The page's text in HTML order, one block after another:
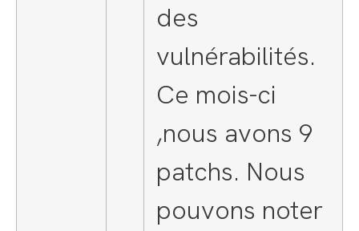
des
vulnérabilités.
Ce mois-ci
,nous avons 9
patchs. Nous
pouvons noter